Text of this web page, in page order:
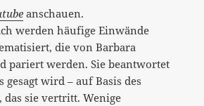
anschauen.
werden häufige Einwände
die von Barbara
pariert werden. Sie beantwortet
gesagt wird – auf Basis des
das sie vertritt. Wenige